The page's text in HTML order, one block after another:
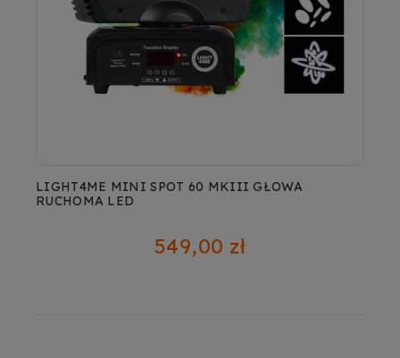
LIGHT4ME RAPID SPOT 100 GŁOWICA RUCHOMA
LED OŚWIETLENIE ESTRADOWE
999,00 zł